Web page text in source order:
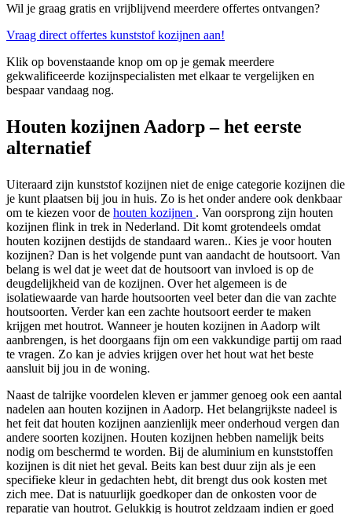
Wil je graag gratis en vrijblijvend meerdere offertes ontvangen?
Vraag direct offertes kunststof kozijnen aan!
Klik op bovenstaande knop om op je gemak meerdere
gekwalificeerde kozijnspecialisten met elkaar te vergelijken en
bespaar vandaag nog.
Houten kozijnen Aadorp – het eerste
alternatief
Uiteraard zijn kunststof kozijnen niet de enige categorie kozijnen die
je kunt plaatsen bij jou in huis. Zo is het onder andere ook denkbaar
om te kiezen voor de houten kozijnen . Van oorsprong zijn houten
kozijnen flink in trek in Nederland. Dit komt grotendeels omdat
houten kozijnen destijds de standaard waren.. Kies je voor houten
kozijnen? Dan is het volgende punt van aandacht de houtsoort. Van
belang is wel dat je weet dat de houtsoort van invloed is op de
deugdelijkheid van de kozijnen. Over het algemeen is de
isolatiewaarde van harde houtsoorten veel beter dan die van zachte
houtsoorten. Verder kan een zachte houtsoort eerder te maken
krijgen met houtrot. Wanneer je houten kozijnen in Aadorp wilt
aanbrengen, is het doorgaans fijn om een vakkundige partij om raad
te vragen. Zo kan je advies krijgen over het hout wat het beste
aansluit bij jou in de woning.
Naast de talrijke voordelen kleven er jammer genoeg ook een aantal
nadelen aan houten kozijnen in Aadorp. Het belangrijkste nadeel is
het feit dat houten kozijnen aanzienlijk meer onderhoud vergen dan
andere soorten kozijnen. Houten kozijnen hebben namelijk beits
nodig om beschermd te worden. Bij de aluminium en kunststoffen
kozijnen is dit niet het geval. Beits kan best duur zijn als je een
specifieke kleur in gedachten hebt, dit brengt dus ook kosten met
zich mee. Dat is natuurlijk goedkoper dan de onkosten voor de
reparatie van houtrot. Gelukkig is houtrot zeldzaam indien er goed